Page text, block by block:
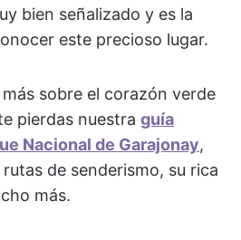
bien señalizado y es la
este precioso lugar.
sobre el corazón verde
pierdas nuestra guía
Nacional de Garajonay,
de senderismo, su rica
más.